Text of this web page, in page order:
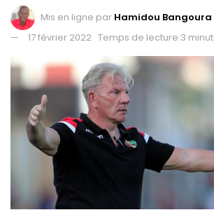
Mis en ligne par Hamidou Bangoura
17 février 2022 Temps de lecture:3